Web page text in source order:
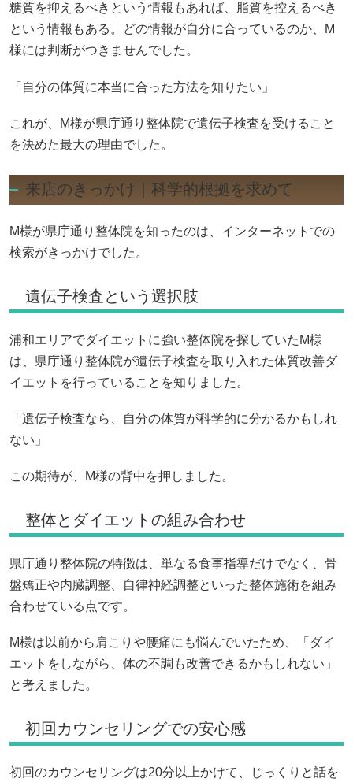
糖質を抑えるべきという情報もあれば、脂質を控えるべき
という情報もある。どの情報が自分に合っているのか、M
様には判断がつきませんでした。
「自分の体質に本当に合った方法を知りたい」
これが、M様が県庁通り整体院で遺伝子検査を受けること
を決めた最大の理由でした。
来店のきっかけ｜科学的根拠を求めて
M様が県庁通り整体院を知ったのは、インターネットでの
検索がきっかけでした。
遺伝子検査という選択肢
浦和エリアでダイエットに強い整体院を探していたM様
は、県庁通り整体院が遺伝子検査を取り入れた体質改善ダ
イエットを行っていることを知りました。
「遺伝子検査なら、自分の体質が科学的に分かるかもしれ
ない」
この期待が、M様の背中を押しました。
整体とダイエットの組み合わせ
県庁通り整体院の特徴は、単なる食事指導だけでなく、骨
盤矯正や内臓調整、自律神経調整といった整体施術を組み
合わせている点です。
M様は以前から肩こりや腰痛にも悩んでいたため、「ダイ
エットをしながら、体の不調も改善できるかもしれない」
と考えました。
初回カウンセリングでの安心感
初回のカウンセリングは20分以上かけて、じっくりと話を